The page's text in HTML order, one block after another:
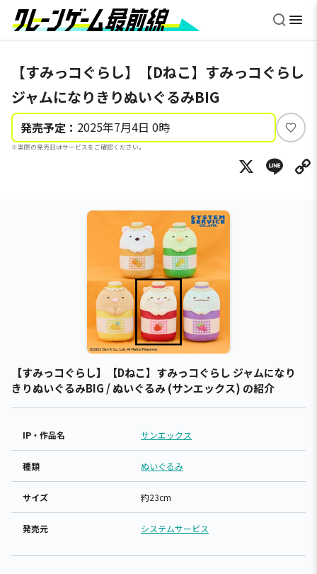
【すみっコぐらし】【Dねこ】すみっコぐらし
ジャムになりきりぬいぐるみBIG
発売予定： 2025年7月4日 0時
※実際の発売日はサービスをご確認ください。
い
ね
X
【すみっコぐらし】【Dねこ】すみっコぐらし ジャムになり
きりぬいぐるみBIG / ぬいぐるみ (サンエックス) の紹介
IP・作品名 サンエックス
種類 ぬいぐるみ
サイズ 約23cm
発売元 システムサービス